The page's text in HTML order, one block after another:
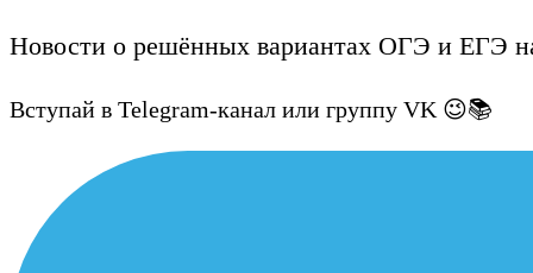
Новости о решённых вариантах ОГЭ и ЕГЭ
Вступай в Telegram-канал или группу VK 😉📚